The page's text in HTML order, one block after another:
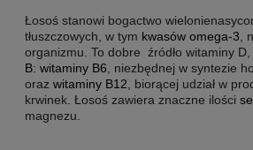
Łosoś stanowi bogactwo
tłuszczowych, w tym kwasów omega-3 ,
organizmu. To dobre źródło witaminy D,
B: witaminy B6 , niezbędnej w syntezie
oraz witaminy B12 , biorącej udział w
krwinek. Łosoś zawiera znaczne ilości
magnezu.